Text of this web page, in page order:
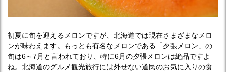
初夏に旬を迎えるメロンですが、北海道では現在さまざまなメロ
ンが味わえます。もっとも有名なメロンである「夕張メロン」の
旬は6～7月と言われており、特に6月の夕張メロンは絶品ですよ
ね。北海道のグルメ観光旅行には外せない道民のお気に入りの食